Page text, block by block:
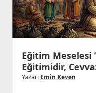
Eğitim Meselesi
Eğitimidir,
Yazar: Emin Keven